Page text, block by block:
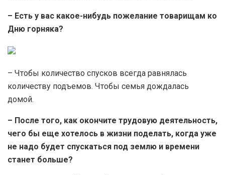
– Есть у вас какое-нибудь пожелание товарищам ко
Дню горняка?
– Чтобы количество спусков всегда равнялась
количеству подъемов. Чтобы семья дождалась
домой.
– После того, как окончите трудовую деятельность,
чего бы еще хотелось в жизни поделать, когда уже
не надо будет спускаться под землю и времени
станет больше?